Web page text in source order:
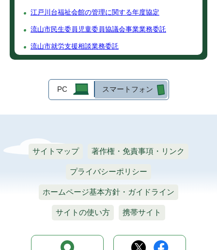
江戸川台福祉会館の管理に関する年度協定
流山市民生委員児童委員協議会事業業務委託
流山市就労支援相談業務委託
PC スマートフォン
サイトマップ 著作権・免責事項・リンク
プライバシーポリシー
ホームページ基本方針・ガイドライン
サイトの使い方 携帯サイト